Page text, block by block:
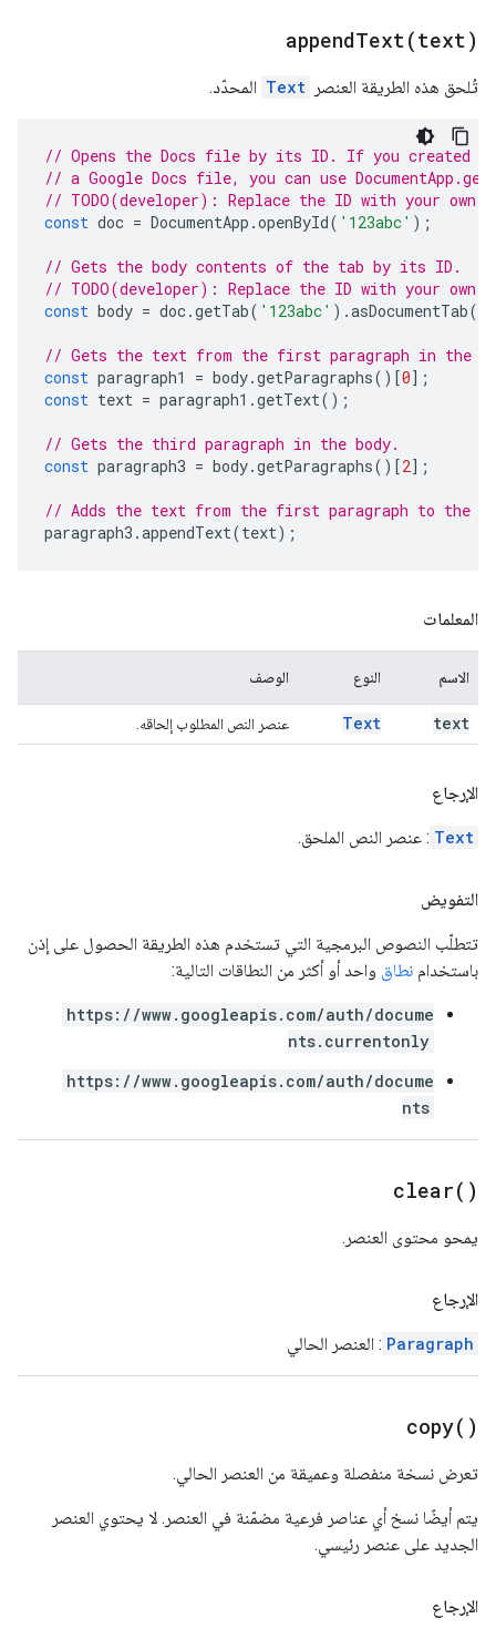
appendText(text)
تُلحق هذه الطريقة العنصر Text المحدّد.
// Opens the Docs file by its ID. If you created
// a Google Docs file, you can use
// TODO(developer): Replace the ID with your own.
const doc = DocumentApp .openById( '123abc' );
// Gets the body contents of the tab by its ID.
// TODO(developer): Replace the ID with your own.
const body = doc.getTab( '123abc' ).asDocumentTab().
// Gets the text from the first paragraph in the
const paragraph1 = body.getParagraphs()[0];
const text = paragraph1 .getText();
// Gets the third paragraph in the body.
const paragraph3 = body.getParagraphs()[2];
// Adds the text from the first paragraph to the
paragraph3 .appendText(text);
المعلمات
الاسم النوع الوصف
text
Text عنصر النص المطلوب إلحاقه.
الإرجاع
Text : عنصر النص الملحق.
التفويض
تتطلّب النصوص البرمجية التي تستخدم هذه الطريقة الحصول على إذن
باستخدام نطاق واحد أو أكثر من النطاقات التالية:
https://www.googleapis.com/auth/docume
nts.currentonly
https://www.googleapis.com/auth/docume
nts
clear( )
يمحو محتوى العنصر.
الإرجاع
Paragraph : العنصر الحالي
copy( )
تعرض نسخة منفصلة وعميقة من العنصر الحالي.
يتم أيضًا نسخ أي عناصر فرعية مضمّنة في العنصر. لا يحتوي العنصر
الجديد على عنصر رئيسي.
الإرجاع